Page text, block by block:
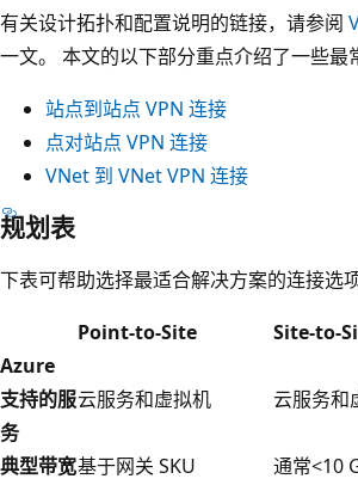
有关设计拓扑和配置说明的链接，请参阅
一文。 本文的以下部分重点介绍了一些最
站点到站点 VPN 连接
点对站点 VPN 连接
VNet 到 VNet VPN 连接
规划表
下表可帮助选择最适合解决方案的连接选项
Point-to-Site
Site-to-
Azure
支持的服
务
云服务和虚拟机 云服务和
典型带宽基于网关 SKU
通常<10